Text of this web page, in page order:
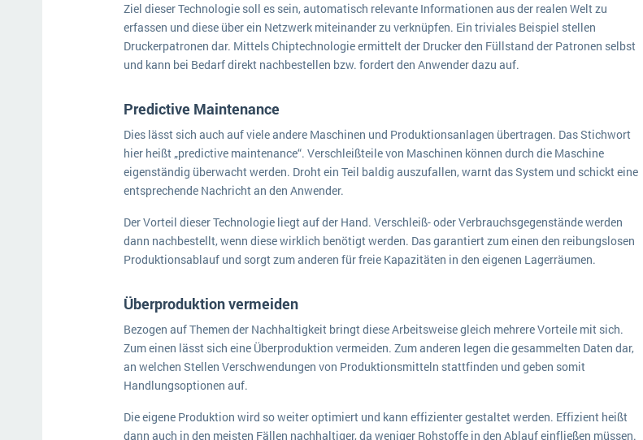
Ziel dieser Technologie soll es sein, automatisch relevante Informationen aus der realen Welt zu
erfassen und diese über ein Netzwerk miteinander zu verknüpfen. Ein triviales Beispiel stellen
Druckerpatronen dar. Mittels Chiptechnologie ermittelt der Drucker den Füllstand der Patronen selbst
und kann bei Bedarf direkt nachbestellen bzw. fordert den Anwender dazu auf.
Predictive Maintenance
Dies lässt sich auch auf viele andere Maschinen und Produktionsanlagen übertragen. Das Stichwort
hier heißt „predictive maintenance“. Verschleißteile von Maschinen können durch die Maschine
eigenständig überwacht werden. Droht ein Teil baldig auszufallen, warnt das System und schickt eine
entsprechende Nachricht an den Anwender.
Der Vorteil dieser Technologie liegt auf der Hand. Verschleiß- oder Verbrauchsgegenstände werden
dann nachbestellt, wenn diese wirklich benötigt werden. Das garantiert zum einen den reibungslosen
Produktionsablauf und sorgt zum anderen für freie Kapazitäten in den eigenen Lagerräumen.
Überproduktion vermeiden
Bezogen auf Themen der Nachhaltigkeit bringt diese Arbeitsweise gleich mehrere Vorteile mit sich.
Zum einen lässt sich eine Überproduktion vermeiden. Zum anderen legen die gesammelten Daten dar,
an welchen Stellen Verschwendungen von Produktionsmitteln stattfinden und geben somit
Handlungsoptionen auf.
Die eigene Produktion wird so weiter optimiert und kann effizienter gestaltet werden. Effizient heißt
dann auch in den meisten Fällen nachhaltiger, da weniger Rohstoffe in den Ablauf einfließen müssen.